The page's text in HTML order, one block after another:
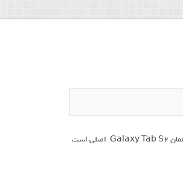
همکاری Barnes & Nobles و سامسونگ با عرضه Galaxy Tab S2 Nook ادامه می یابد. تبلت مذکور در واقع همان Galaxy Tab S2 اصلی است